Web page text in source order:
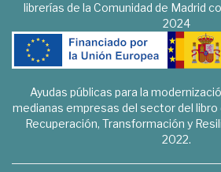
librerías de la Comunidad de Madrid
2024
Ayudas públicas para la
medianas empresas del sector del libro
Recuperación, Transformación y
2022.